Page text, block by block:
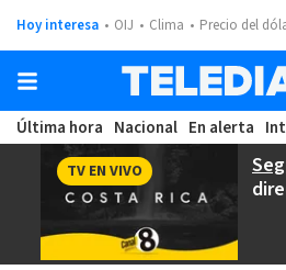
Hoy interesa OIJ Clima Precio del
Última hora Nacional En alerta
TV EN VIVO